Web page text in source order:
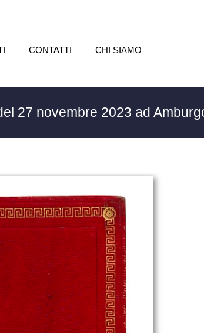
CONTATTI CHI SIAMO
27 novembre 2023 ad